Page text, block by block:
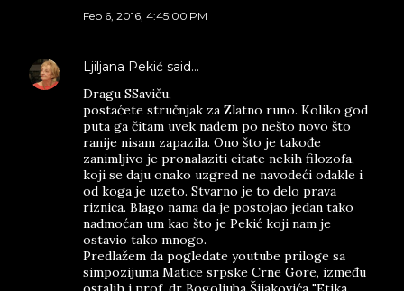
Feb 6, 2016, 4:45:00 PM
Ljiljana Pekić said…
Dragu SSaviču,
postaćete stručnjak za Zlatno runo. Koliko god
puta ga čitam uvek nađem po nešto novo što
ranije nisam zapazila. Ono što je takođe
zanimljivo je pronalaziti citate nekih filozofa,
koji se daju onako uzgred ne navodeći odakle i
od koga je uzeto. Stvarno je to delo prava
riznica. Blago nama da je postojao jedan tako
nadmoćan um kao što je Pekić koji nam je
ostavio tako mnogo.
Predlažem da pogledate youtube priloge sa
simpozijuma Matice srpske Crne Gore, između